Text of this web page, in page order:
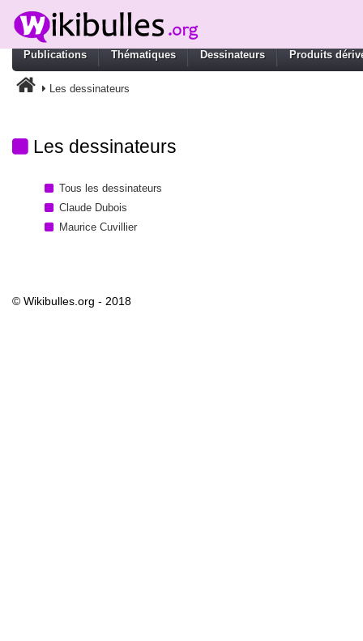
Publications Thématiques Dessinateurs Produits
Les dessinateurs
Les dessinateurs
Tous les dessinateurs
Claude Dubois
Maurice Cuvillier
© Wikibulles.org - 2018